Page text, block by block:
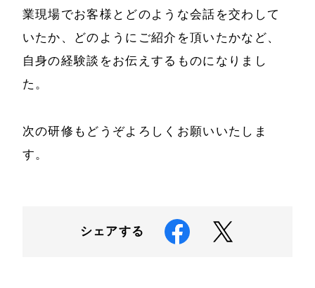
メディア掲載
書籍・DVD
お問い合わせ
業現場でお客様とどのような会話を交わして
いたか、どのようにご紹介を頂いたかなど、
自身の経験談をお伝えするものになりまし
た。
次の研修もどうぞよろしくお願いいたしま
す。
シェアする